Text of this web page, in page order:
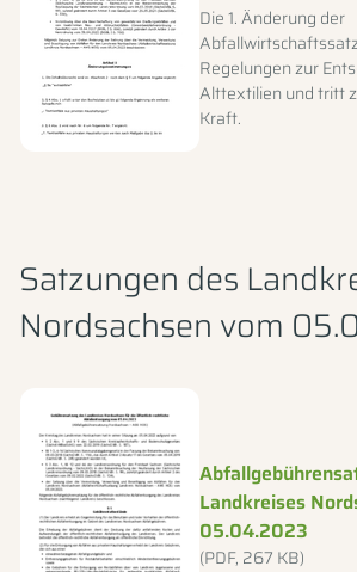
Die 1. Änderung der
Regelungen zur
Alttextilien und tritt
Kraft.
Satzungen des
Nordsachsen vom
Landkreises
05.04.2023
Dateityp: PDF,
(PDF, 267 KB)